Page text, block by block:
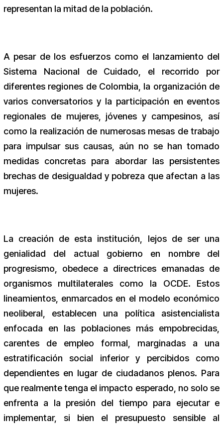
representan la mitad de la población.
A pesar de los esfuerzos como el lanzamiento del
Sistema Nacional de Cuidado, el recorrido por
diferentes regiones de Colombia, la organización de
varios conversatorios y la participación en eventos
regionales de mujeres, jóvenes y campesinos, así
como la realización de numerosas mesas de trabajo
para impulsar sus causas, aún no se han tomado
medidas concretas para abordar las persistentes
brechas de desigualdad y pobreza que afectan a las
mujeres.
La creación de esta institución, lejos de ser una
genialidad del actual gobierno en nombre del
progresismo, obedece a directrices emanadas de
organismos multilaterales como la OCDE. Estos
lineamientos, enmarcados en el modelo económico
neoliberal, establecen una política asistencialista
enfocada en las poblaciones más empobrecidas,
carentes de empleo formal, marginadas a una
estratificación social inferior y percibidos como
dependientes en lugar de ciudadanos plenos. Para
que realmente tenga el impacto esperado, no solo se
enfrenta a la presión del tiempo para ejecutar e
implementar, si bien el presupuesto sensible al